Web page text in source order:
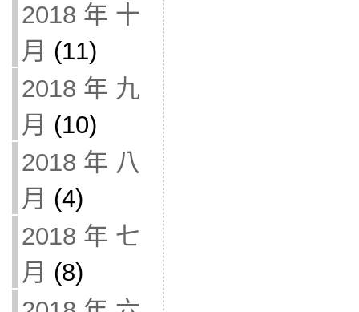
2018 年 十
月 (11)
2018 年 九
月 (10)
2018 年 八
月 (4)
2018 年 七
月 (8)